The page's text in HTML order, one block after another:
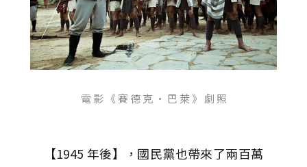
電 影 《 賽 德 克 · 巴 萊 》 劇 照
【1945 年後】，國民黨也帶來了兩百萬